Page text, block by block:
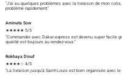
"J'ai eu quelques problèmes avec la livraison de mon
problème rapidement."
Aminata Sow
★★★★★ 5/5
"Commander avec Dakar.express est devenu super facile
qualité est toujours au rendez-vous."
Rokhaya Diouf
★★★★☆ 4/5
"La livraison jusqu'à Saint-Louis est bien organisée avec